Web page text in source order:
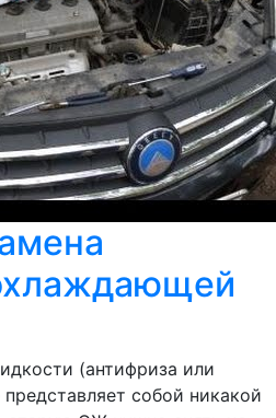
(антифриза или
собой никакой